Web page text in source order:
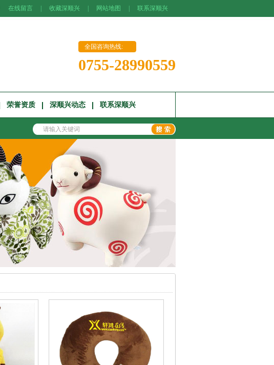
在线留言 收藏深顺兴 网站地图 联系深顺兴
全国咨询热线:
0755-28990559
荣誉资质 深顺兴动态 联系深顺兴